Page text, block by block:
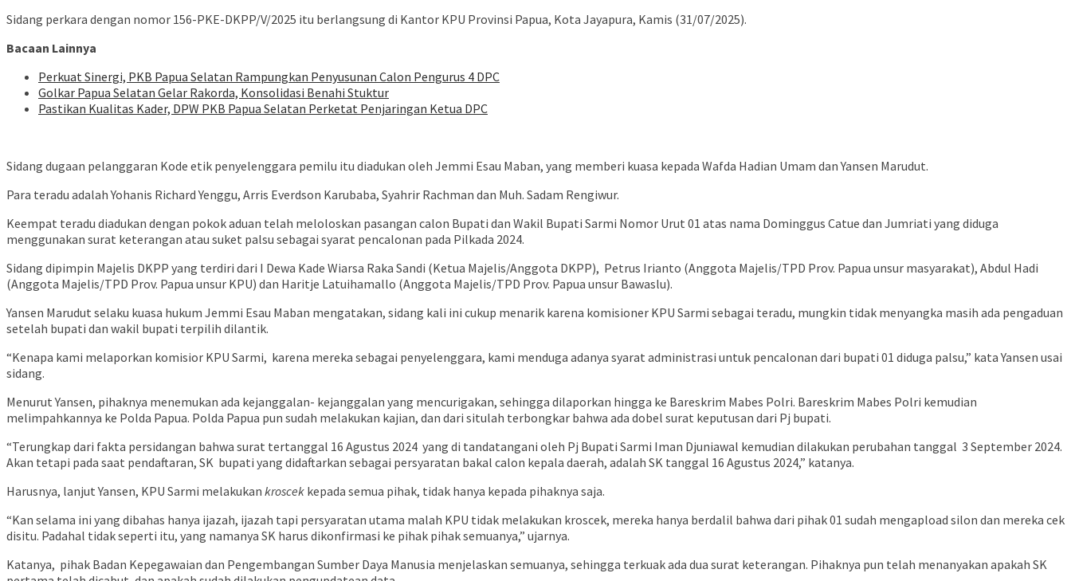
Sidang perkara dengan nomor 156-PKE-DKPP/V/2025 itu berlangsung di Kantor KPU Provinsi Papua, Kota Jayapura, Kamis (31/07/2025).
Bacaan Lainnya
Perkuat Sinergi, PKB Papua Selatan Rampungkan Penyusunan Calon Pengurus 4 DPC
Golkar Papua Selatan Gelar Rakorda, Konsolidasi Benahi Stuktur
Pastikan Kualitas Kader, DPW PKB Papua Selatan Perketat Penjaringan Ketua DPC
Sidang dugaan pelanggaran Kode etik penyelenggara pemilu itu diadukan oleh Jemmi Esau Maban, yang memberi kuasa kepada Wafda Hadian Umam dan Yansen Marudut.
Para teradu adalah Yohanis Richard Yenggu, Arris Everdson Karubaba, Syahrir Rachman dan Muh. Sadam Rengiwur.
Keempat teradu diadukan dengan pokok aduan telah meloloskan pasangan calon Bupati dan Wakil Bupati Sarmi Nomor Urut 01 atas nama Dominggus Catue dan Jumriati yang diduga
menggunakan surat keterangan atau suket palsu sebagai syarat pencalonan pada Pilkada 2024.
Sidang dipimpin Majelis DKPP yang terdiri dari I Dewa Kade Wiarsa Raka Sandi (Ketua Majelis/Anggota DKPP), Petrus Irianto (Anggota Majelis/TPD Prov. Papua unsur masyarakat), Abdul Hadi
(Anggota Majelis/TPD Prov. Papua unsur KPU) dan Haritje Latuihamallo (Anggota Majelis/TPD Prov. Papua unsur Bawaslu).
Yansen Marudut selaku kuasa hukum Jemmi Esau Maban mengatakan, sidang kali ini cukup menarik karena komisioner KPU Sarmi sebagai teradu, mungkin tidak menyangka masih ada pengaduan
setelah bupati dan wakil bupati terpilih dilantik.
“Kenapa kami melaporkan komisior KPU Sarmi, karena mereka sebagai penyelenggara, kami menduga adanya syarat administrasi untuk pencalonan dari bupati 01 diduga palsu,” kata Yansen usai
sidang.
Menurut Yansen, pihaknya menemukan ada kejanggalan- kejanggalan yang mencurigakan, sehingga dilaporkan hingga ke Bareskrim Mabes Polri. Bareskrim Mabes Polri kemudian
melimpahkannya ke Polda Papua. Polda Papua pun sudah melakukan kajian, dan dari situlah terbongkar bahwa ada dobel surat keputusan dari Pj bupati.
“Terungkap dari fakta persidangan bahwa surat tertanggal 16 Agustus 2024 yang di tandatangani oleh Pj Bupati Sarmi Iman Djuniawal kemudian dilakukan perubahan tanggal 3 September 2024.
Akan tetapi pada saat pendaftaran, SK bupati yang didaftarkan sebagai persyaratan bakal calon kepala daerah, adalah SK tanggal 16 Agustus 2024,” katanya.
Harusnya, lanjut Yansen, KPU Sarmi melakukan kroscek kepada semua pihak, tidak hanya kepada pihaknya saja.
“Kan selama ini yang dibahas hanya ijazah, ijazah tapi persyaratan utama malah KPU tidak melakukan kroscek, mereka hanya berdalil bahwa dari pihak 01 sudah mengapload silon dan mereka cek
disitu. Padahal tidak seperti itu, yang namanya SK harus dikonfirmasi ke pihak pihak semuanya,” ujarnya.
Katanya, pihak Badan Kepegawaian dan Pengembangan Sumber Daya Manusia menjelaskan semuanya, sehingga terkuak ada dua surat keterangan. Pihaknya pun telah menanyakan apakah SK